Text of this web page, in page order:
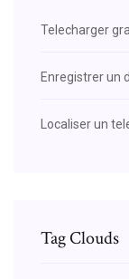
Telecharger
Enregistrer un
Localiser un
Tag Clouds